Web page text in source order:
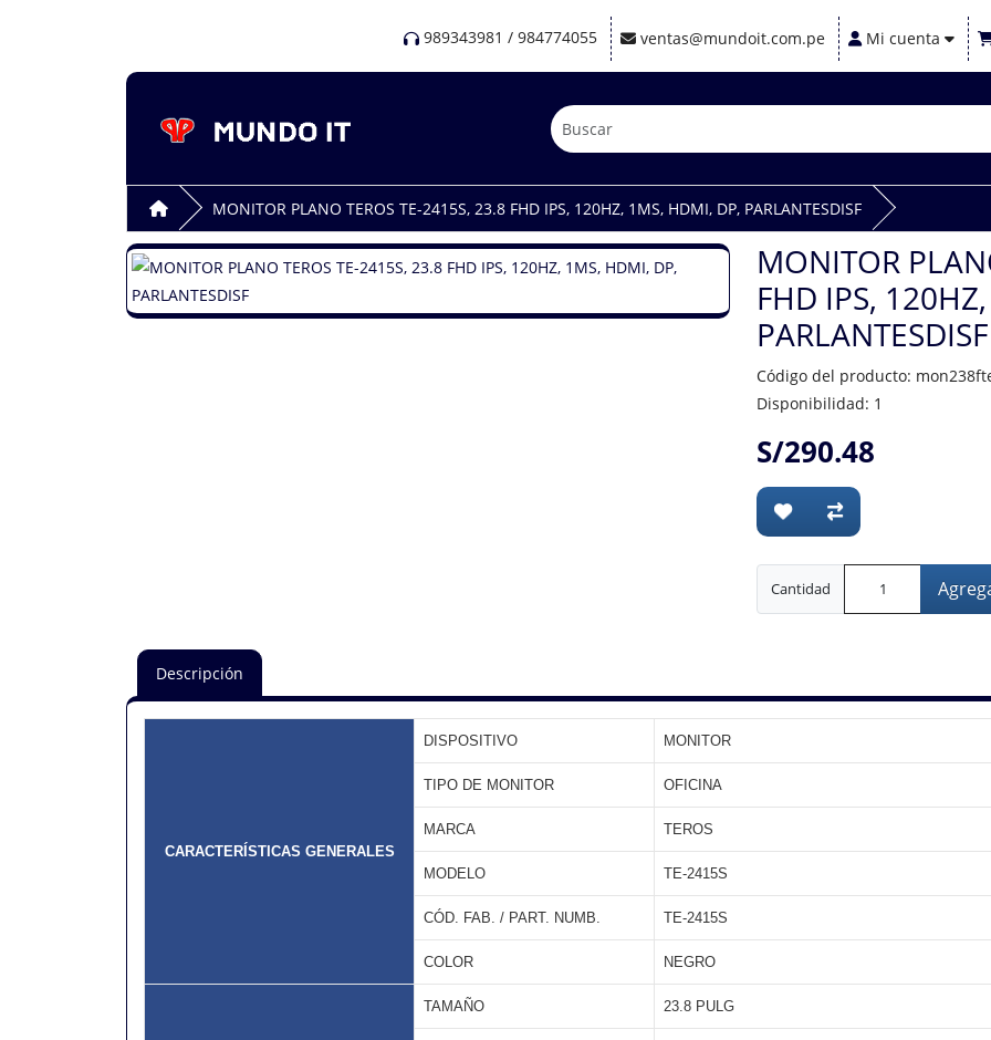
989343981 / 984774055 ventas@mundoit.com.pe Mi cuenta
MONITOR PLANO TEROS TE-2415S, 23.8 FHD IPS, 120HZ, 1MS, HDMI, DP, PARLANTESDISF
MONITOR
FHD IPS,
PARLANTESDISF
Código del producto:
Disponibilidad: 1
S/290.48
Cantidad
Descripción
CARACTERÍSTICAS GENERALES
DISPOSITIVO MONITOR
TIPO DE MONITOR OFICINA
MARCA TEROS
MODELO TE-2415S
CÓD. FAB. / PART. NUMB. TE-2415S
COLOR NEGRO
TAMAÑO 23.8 PULG